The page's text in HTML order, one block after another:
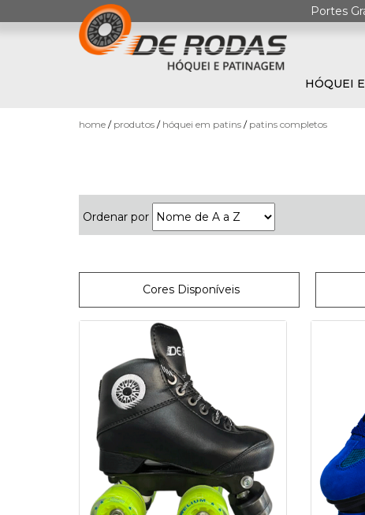
Portes
PATINAGEM
PROMOÇÕES
HÓQUEI
home produtos hóquei em patins patins completos
Ordenar por
Cores Disponíveis